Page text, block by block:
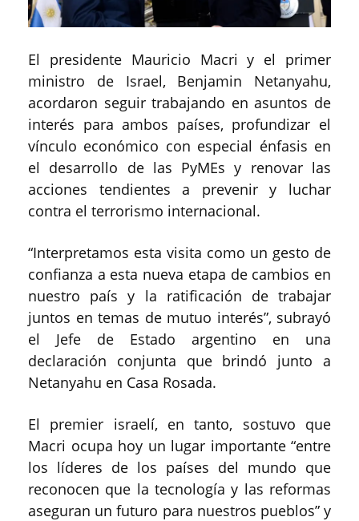
El presidente Mauricio Macri y el primer
ministro de Israel, Benjamin Netanyahu,
acordaron seguir trabajando en asuntos de
interés para ambos países, profundizar el
vínculo económico con especial énfasis en
el desarrollo de las PyMEs y renovar las
acciones tendientes a prevenir y luchar
contra el terrorismo internacional.
“Interpretamos esta visita como un gesto de
confianza a esta nueva etapa de cambios en
nuestro país y la ratificación de trabajar
juntos en temas de mutuo interés”, subrayó
el Jefe de Estado argentino en una
declaración conjunta que brindó junto a
Netanyahu en Casa Rosada.
El premier israelí, en tanto, sostuvo que
Macri ocupa hoy un lugar importante “entre
los líderes de los países del mundo que
reconocen que la tecnología y las reformas
aseguran un futuro para nuestros pueblos” y